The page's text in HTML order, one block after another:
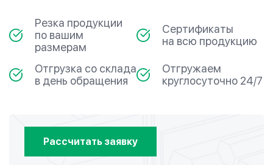
Резка продукции
по вашим
размерам
Сертификаты
на всю продукцию
Отгрузка со склада
в день обращения
Отгружаем
круглосуточно 24/7
Рассчитать заявку